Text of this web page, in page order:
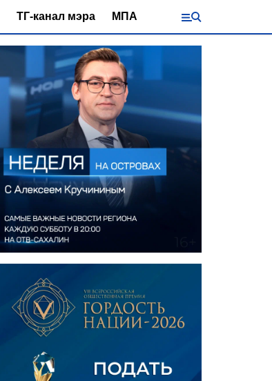
ТГ-канал мэра МПА